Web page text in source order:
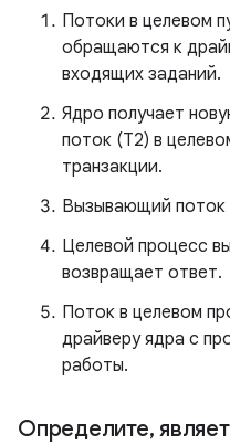
Потоки в целевом
обращаются к
входящих заданий.
Ядро получает
поток (T2) в
транзакции.
Вызывающий поток
Целевой процесс
возвращает ответ.
Поток в целевом
драйверу ядра с
работы.
Определите,